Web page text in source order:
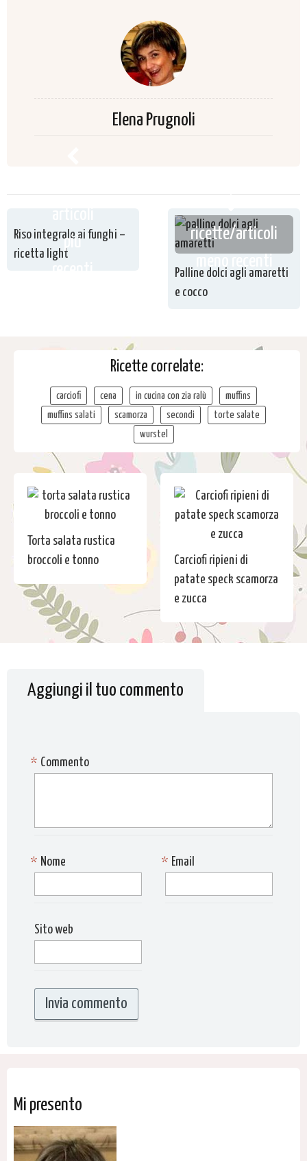
Elena Prugnoli
più
Riso integrale ai funghi –
ricetta light
ricette/articoli
Palline dolci agli amaretti
e cocco
Ricette correlate:
carciofi cena in cucina con zia ralù
muffins
muffins salati
scamorza secondi
torte salate
wurstel
Torta salata rustica
broccoli e tonno
Carciofi ripieni di
patate speck scamorza
e zucca
Aggiungi il tuo commento
Commento
*
Nome
* Email
*
Sito web
Mi presento